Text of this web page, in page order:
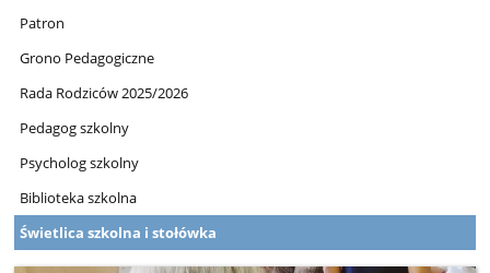
Patron
Grono Pedagogiczne
Rada Rodziców 2025/2026
Pedagog szkolny
Psycholog szkolny
Biblioteka szkolna
Świetlica szkolna i stołówka